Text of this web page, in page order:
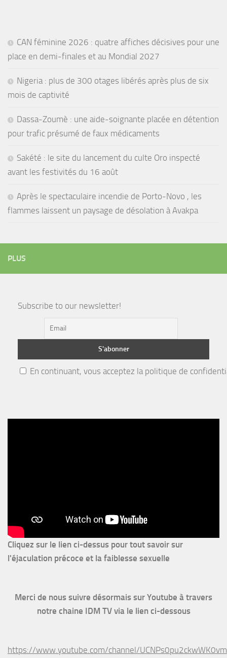
CAN féminine 2026 : quatre affiches décisives pour une
place en demi-finales et au Mondial 2027
Nigeria : plus de 300 otages libérés après plus de six
mois de captivité
Dassa-Zoumè : une aide-soignante placée en détention
pour trafic présumé de faux médicaments
Sakété : le site du lancement du culte Oro inspecté
avant les festivités du 16 août
Après le spectaculaire incendie de Porto-Novo , les
flammes laissent un paysage de désolation à Avakpa
PLUS
Subscribe to our newsletter!
En continuant, vous acceptez la politique de
Cliquez sur le lien ci-dessus pour tout savoir sur
l'éjaculation précoce et la faiblesse sexuelle
Merci de nous suivre désormais sur Youtube à travers
notre chaine IDM TV via le lien ci-dessous
https://www.youtube.com/channel/